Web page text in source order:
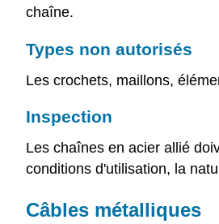
chaîne.
Types non autorisés
Les crochets, maillons,
Inspection
Les chaînes en acier allié
conditions d'utilisation, la
Câbles métalliques